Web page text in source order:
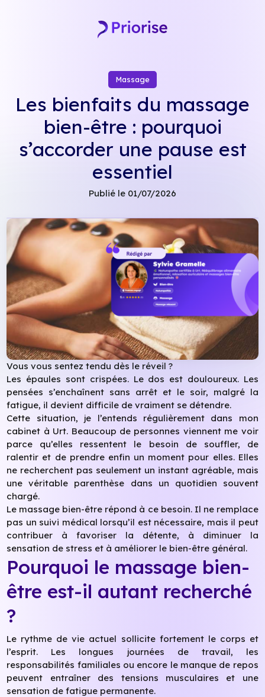
Massage
Les bienfaits du massage
bien-être : pourquoi
s’accorder une pause est
essentiel
Publié le 01/07/2026
Vous vous sentez tendu dès le réveil ?
Les épaules sont crispées. Le dos est douloureux. Les
pensées s’enchaînent sans arrêt et le soir, malgré la
fatigue, il devient difficile de vraiment se détendre.
Cette situation, je l’entends régulièrement dans mon
cabinet à Urt. Beaucoup de personnes viennent me voir
parce qu’elles ressentent le besoin de souffler, de
ralentir et de prendre enfin un moment pour elles. Elles
ne recherchent pas seulement un instant agréable, mais
une véritable parenthèse dans un quotidien souvent
chargé.
Le massage bien-être répond à ce besoin. Il ne remplace
pas un suivi médical lorsqu’il est nécessaire, mais il peut
contribuer à favoriser la détente, à diminuer la
sensation de stress et à améliorer le bien-être général.
Pourquoi le massage bien-
être est-il autant recherché
?
Le rythme de vie actuel sollicite fortement le corps et
l’esprit. Les longues journées de travail, les
responsabilités familiales ou encore le manque de repos
peuvent entraîner des tensions musculaires et une
sensation de fatigue permanente.